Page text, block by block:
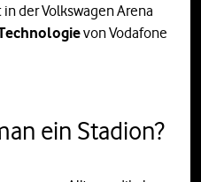
der Volkswagen Arena
von Vodafone
ein Stadion?